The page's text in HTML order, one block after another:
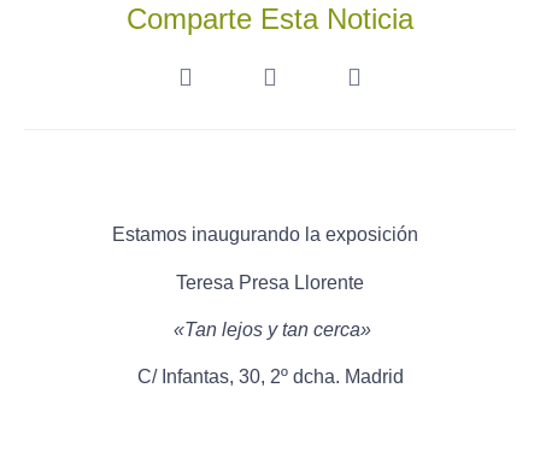
Comparte Esta Noticia
Estamos inaugurando la exposición
Teresa Presa Llorente
«Tan lejos y tan cerca»
C/ Infantas, 30, 2º dcha. Madrid